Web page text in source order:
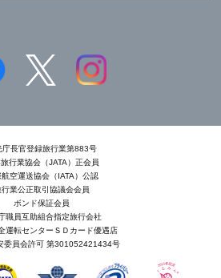
庁長官登録旅行業第883号
行業協会（JATA）正会員
航空運送協会（IATA）公認
行業公正取引協議会会員
ボンド保証会員
職員互助組合指定旅行会社
運転センターＳＤカード優遇店
委員会許可 第301052421434号